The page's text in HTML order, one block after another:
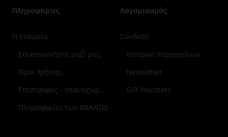
Πληροφορίες
Η εταιρεία
Επικοινωνήστε μαζί μας
Όροι Χρήσης
Επιστροφές - Υπαναχώρηση
Πληροφορίες των BRANDS
Λογαριασμός
Σύνδεση
Ιστορικό παραγγελιών
Newsletter
Gift Vouchers